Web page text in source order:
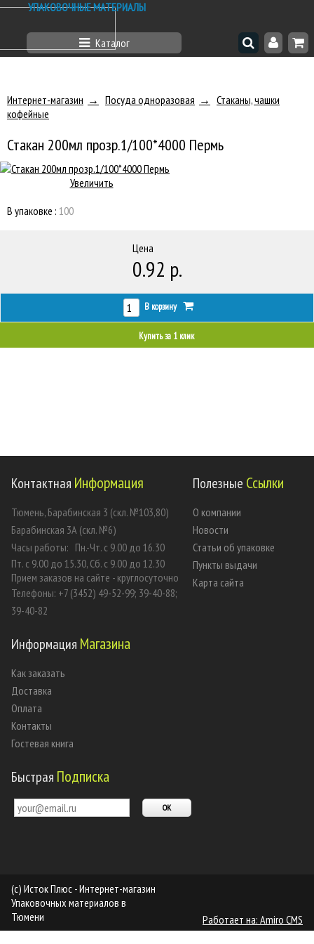
УПАКОВОЧНЫЕ МАТЕРИАЛЫ
Каталог
Интернет-магазин Посуда одноразовая
Стаканы, чашки
кофейные
Стакан 200мл прозр.1/100*4000 Пермь
Увеличить
В упаковке : 100
Цена
0.92 р.
В корзину
Купить за 1 клик
Контактная Информация
Тюмень, Барабинская 3 (скл. №103,80)
Барабинская 3А (скл. №6)
Часы работы: Пн.-Чт. с 9.00 до 16.30
Пт. с 9.00 до 15.30, Сб. с 9.00 до 12.30
Прием заказов на сайте - круглосуточно
Телефоны: +7 (3452) 49-52-99; 39-40-88;
39-40-82
Полезные Ссылки
О компании
Новости
Статьи об упаковке
Пункты выдачи
Карта сайта
Информация Магазина
Как заказать
Доставка
Оплата
Контакты
Гостевая книга
Быстрая Подписка
(c) Исток Плюс - Интернет-магазин
Упаковочных материалов в
Тюмени
Работает на: Amiro CMS